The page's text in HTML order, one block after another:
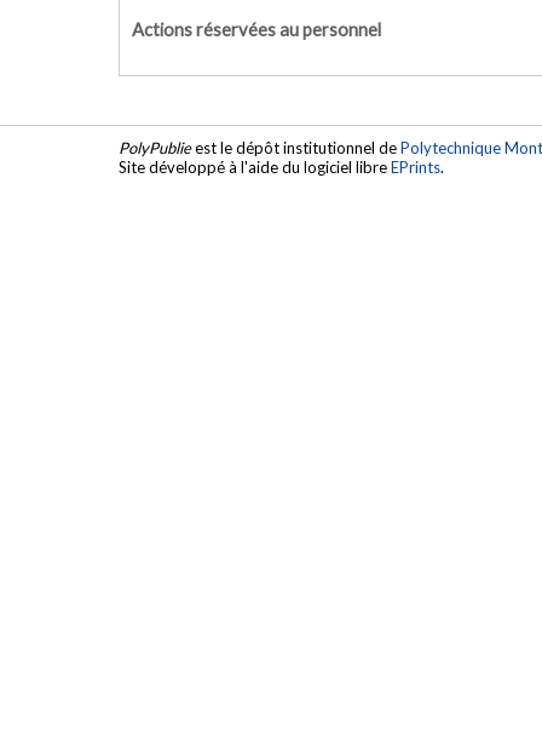
Actions réservées au personnel
PolyPublieest le dépôt institutionnel dePolytechnique
Site développé à l'aide du logiciel libreEPrints.